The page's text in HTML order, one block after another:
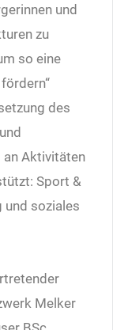
und
zu
so eine
des
an Aktivitäten
Sport &
und soziales
Melker